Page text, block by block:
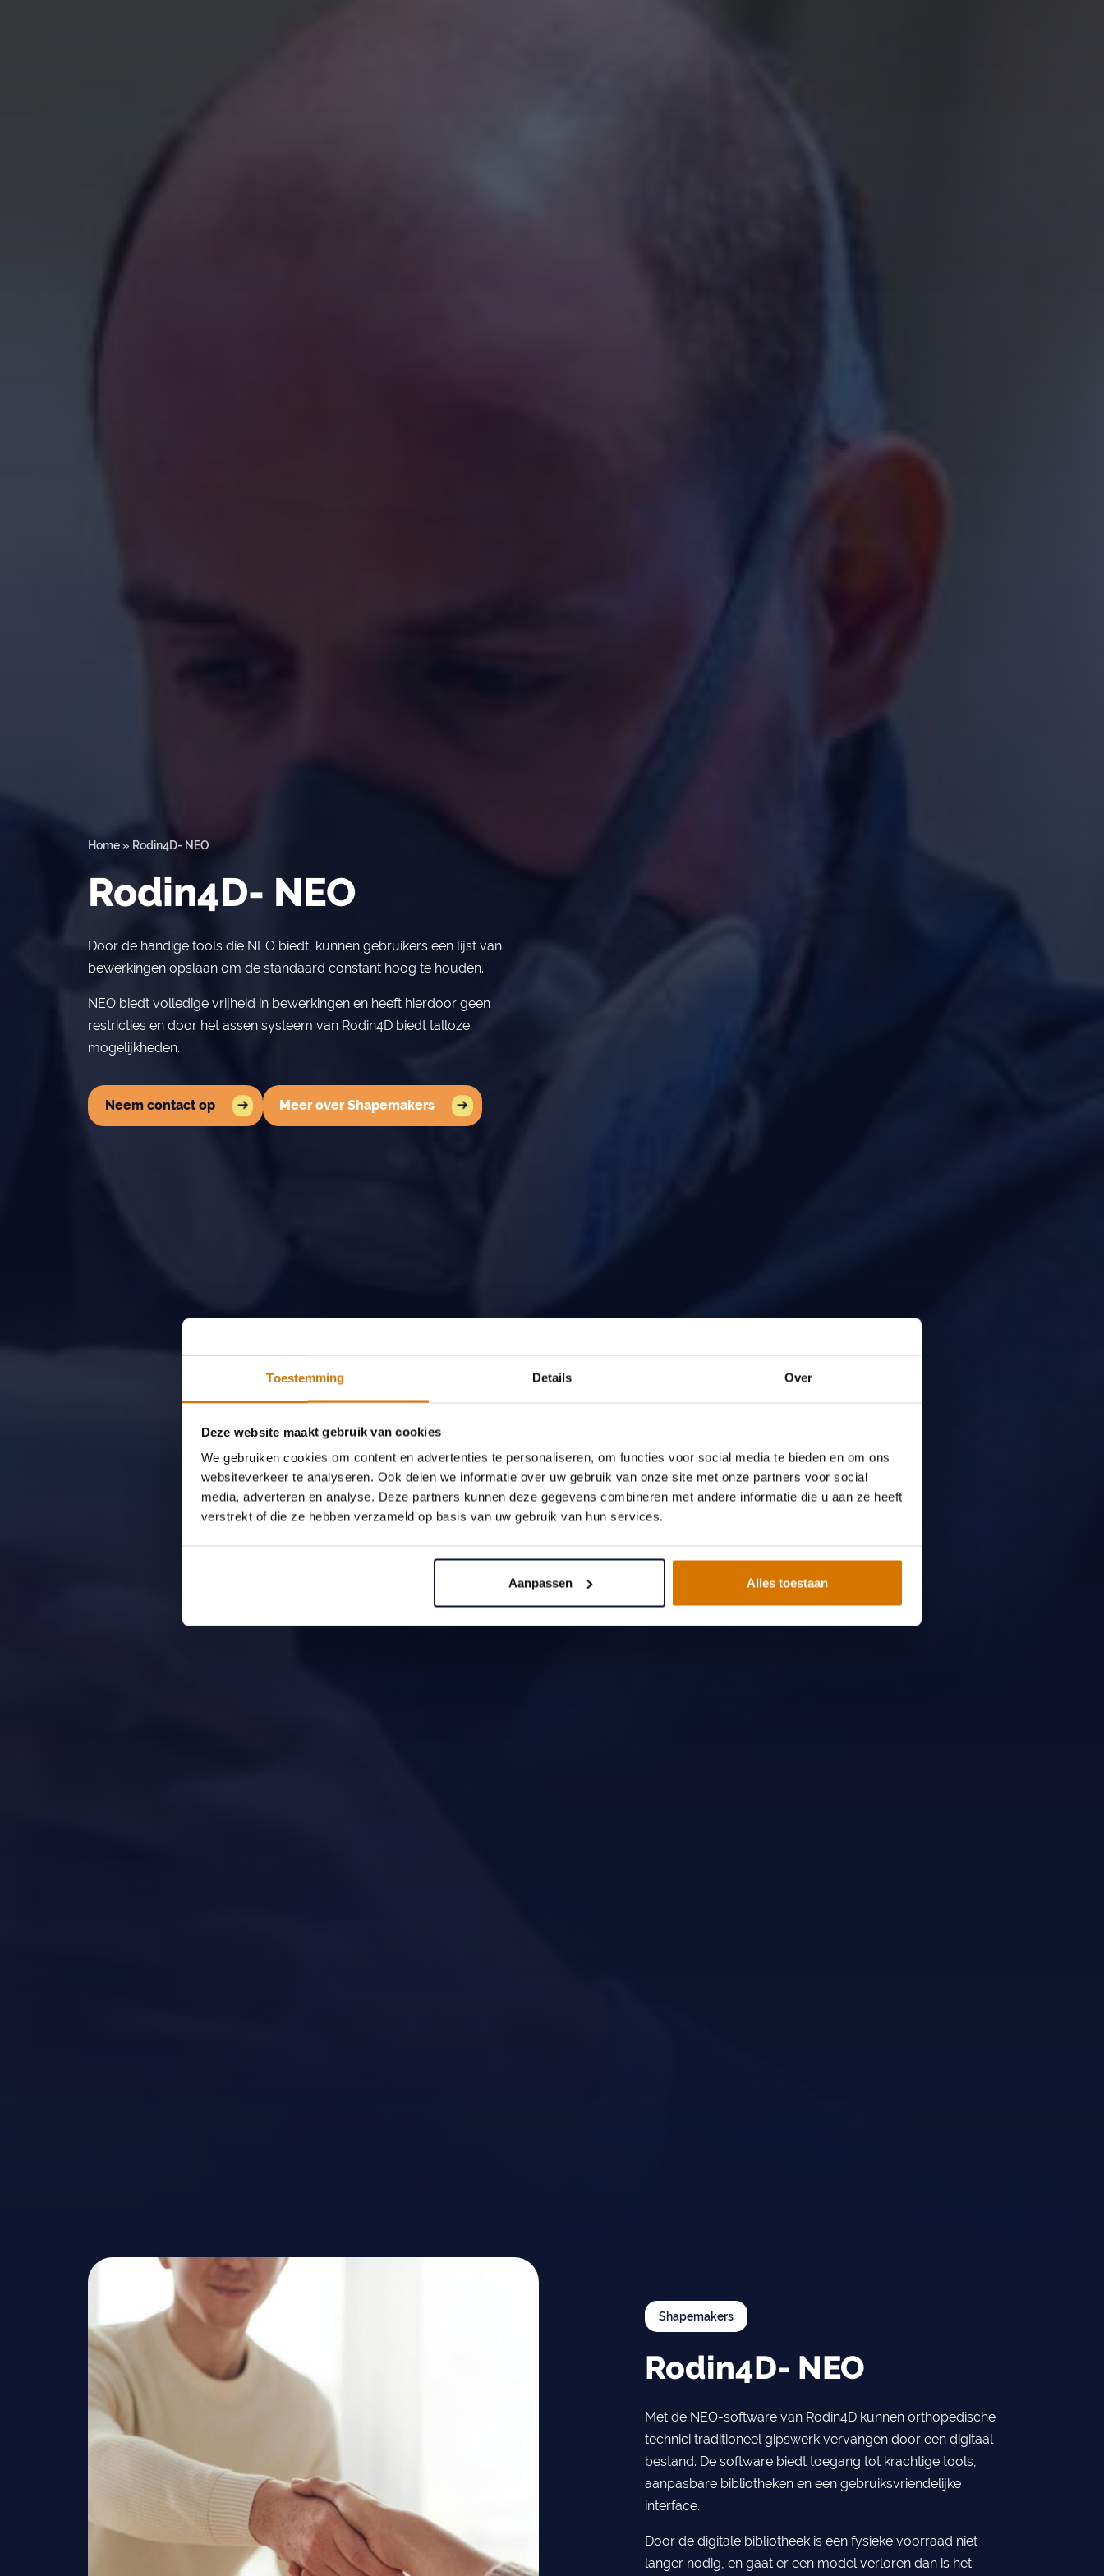
Toestemming Details Over
Deze website maakt gebruik van cookies
We gebruiken cookies om content en advertenties te personaliseren, om functies voor social media te bieden en om ons
websiteverkeer te analyseren. Ook delen we informatie over uw gebruik van onze site met onze partners voor social
media, adverteren en analyse. Deze partners kunnen deze gegevens combineren met andere informatie die u aan ze heeft
verstrekt of die ze hebben verzameld op basis van uw gebruik van hun services.
Aanpassen Alles toestaan
Home» Rodin4D- NEO
Rodin4D- NEO
Door de handige tools die NEO biedt, kunnen gebruikers een lijst van
bewerkingen opslaan om de standaard constant hoog te houden.
NEO biedt volledige vrijheid in bewerkingen en heeft hierdoor geen
restricties en door het assen systeem van Rodin4D biedt talloze
mogelijkheden.
Neem contact op Meer over Shapemakers
Shapemakers
Rodin4D- NEO
Met de NEO-software van Rodin4D kunnen orthopedische
technici traditioneel gipswerk vervangen door een digitaal
bestand. De software biedt toegang tot krachtige tools,
aanpasbare bibliotheken en een gebruiksvriendelijke
interface.
Door de digitale bibliotheek is een fysieke voorraad niet
langer nodig, en gaat er een model verloren dan is het